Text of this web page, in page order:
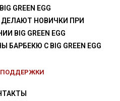
GREEN EGG
НОВИЧКИ ПРИ
BIG GREEN EGG
С BIG GREEN EGG